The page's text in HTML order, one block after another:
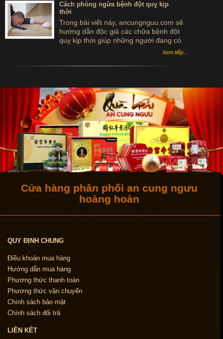
Cách phòng ngừa bệnh đột quỵ kịp
thời
Trong bài viết này, ancungnguu.com sẽ
hướng dẫn độc giả các chữa bệnh đột
quỵ kịp thời giúp những người đang có
nguy cơ mắc phải căn bệnh này hoặc lo
tử vong và di chứng nặng nề sau này.
Xem tiếp...
Cửa hàng phân phối an cung ngưu
hoàng hoàn
QUY ĐỊNH CHUNG
Điều khoản mua hàng
Hướng dẫn mua hàng
Phương thức thanh toán
Phương thức vận chuyển
Chính sách bảo mật
Chính sách đổi trả
LIÊN KẾT